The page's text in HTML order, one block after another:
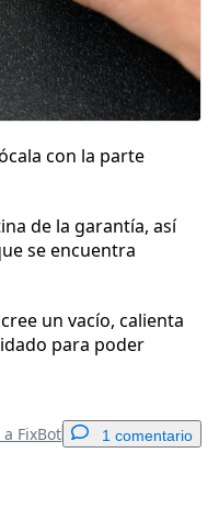
con la parte
de la garantía, así
se encuentra
un vacío, calienta
para poder
FixBot 1 comentario